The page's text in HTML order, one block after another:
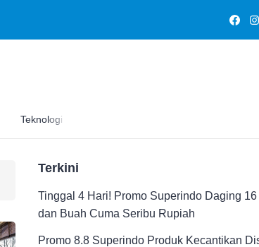
Teknologi
Terkini
Tinggal 4 Hari! Promo Superindo Daging
dan Buah Cuma Seribu Rupiah
Promo 8.8 Superindo Produk Kecantikan